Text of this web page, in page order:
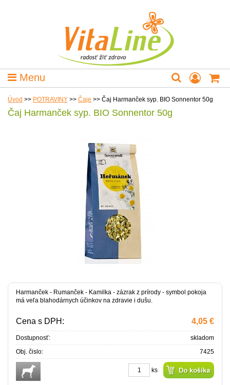
Menu
Úvod >> POTRAVINY >> Čaje >> Čaj Harmanček syp. BIO Sonnentor 50g
Čaj Harmanček syp. BIO Sonnentor 50g
Harmanček - Rumanček - Kamilka - zázrak z prírody - symbol pokoja
má veľa blahodárnych účinkov na zdravie i dušu.
Cena s DPH: 4,05 €
Dostupnosť:
skladom
Obj. čislo:
7425
ks